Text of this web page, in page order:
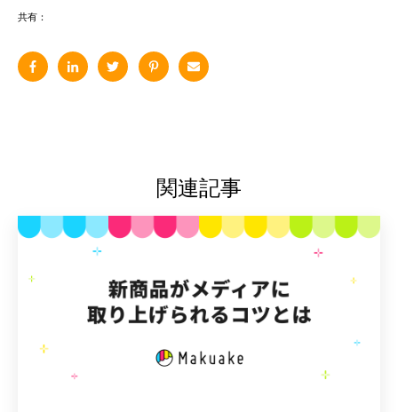
共有：
関連記事